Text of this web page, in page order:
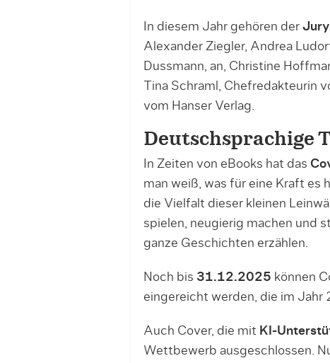
In diesem Jahr gehören der Jury
Alexander Ziegler, Andrea
Dussmann, an, Christine
Tina Schraml, Chefredakteurin
vom Hanser Verlag.
Deutschsprachige
In Zeiten von eBooks hat das
man weiß, was für eine Kraft es
die Vielfalt dieser kleinen
spielen, neugierig machen und
ganze Geschichten erzählen.
Noch bis 31.12.2025 können
eingereicht werden, die im Jahr
Auch Cover, die mit KI-
Wettbewerb ausgeschlossen.